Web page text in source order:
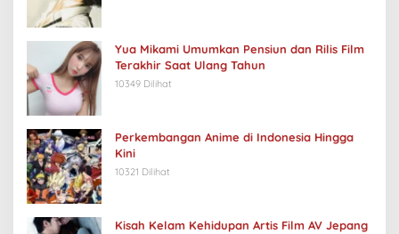
Yua Mikami Umumkan Pensiun dan Rilis Film
Terakhir Saat Ulang Tahun
10349 Dilihat
Perkembangan Anime di Indonesia Hingga
Kini
10321 Dilihat
Kisah Kelam Kehidupan Artis Film AV Jepang